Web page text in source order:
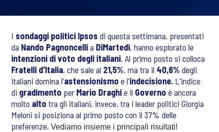
I sondaggi politici Ipsos di questa settimana, presentati
da Nando Pagnoncellia DiMartedì, hanno esplorato le
intenzioni di voto degli italiani. Al primo posto si colloca
Fratelli d'Italia, che sale al 21,5%, ma tra il 40,6% degli
italiani domina l'astensionismo e l'indecisione. L'indice
di gradimento per Mario Draghie il Governo è ancora
molto alto tra gli italiani, invece, tra i leader politici Giorgia
Meloni si posiziona al primo posto con il 37% delle
preferenze. Vediamo insieme i principali risultati!